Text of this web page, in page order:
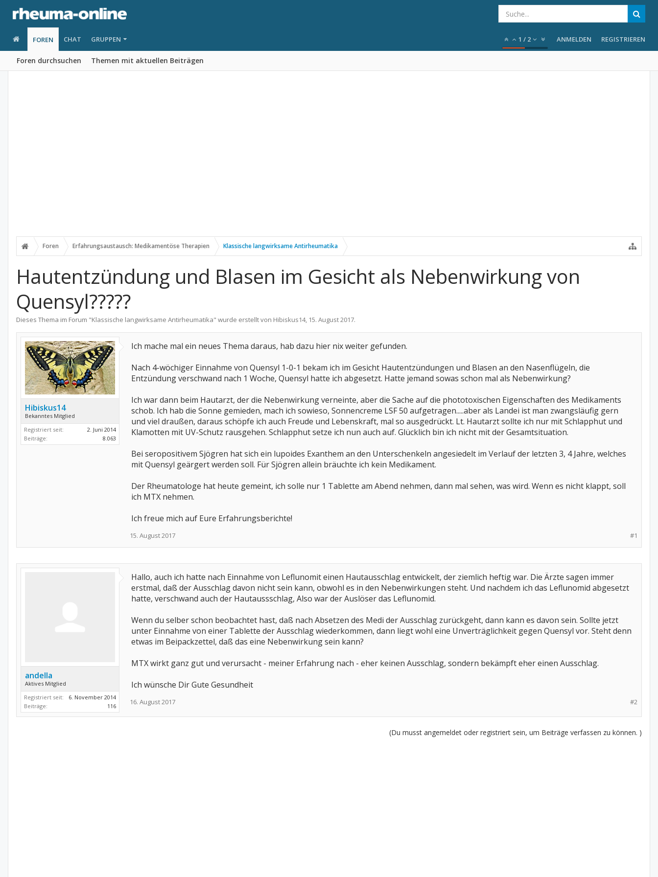
FOREN
Foren durchsuchen Themen mit aktuellen Beiträgen
CHAT GRUPPEN 1 / 2 ANMELDEN REGISTRIEREN
Foren Erfahrungsaustausch: Medikamentöse Therapien Klassische langwirksame Antirheumatika
Hautentzündung und Blasen im Gesicht als Nebenwirkung von
Quensyl?????
Dieses Thema im Forum "Klassische langwirksame Antirheumatika" wurde erstellt von Hibiskus14, 15. August 2017.
Hibiskus14
Bekanntes Mitglied
Registriert seit:
2. Juni 2014
Beiträge:
8.063
Ich mache mal ein neues Thema daraus, hab dazu hier nix weiter gefunden.
Nach 4-wöchiger Einnahme von Quensyl 1-0-1 bekam ich im Gesicht Hautentzündungen und Blasen an den Nasenflügeln, die
Entzündung verschwand nach 1 Woche, Quensyl hatte ich abgesetzt. Hatte jemand sowas schon mal als Nebenwirkung?
Ich war dann beim Hautarzt, der die Nebenwirkung verneinte, aber die Sache auf die phototoxischen Eigenschaften des Medikaments
schob. Ich hab die Sonne gemieden, mach ich sowieso, Sonnencreme LSF 50 aufgetragen.....aber als Landei ist man zwangsläufig gern
und viel draußen, daraus schöpfe ich auch Freude und Lebenskraft, mal so ausgedrückt. Lt. Hautarzt sollte ich nur mit Schlapphut und
Klamotten mit UV-Schutz rausgehen. Schlapphut setze ich nun auch auf. Glücklich bin ich nicht mit der Gesamtsituation.
Bei seropositivem Sjögren hat sich ein lupoides Exanthem an den Unterschenkeln angesiedelt im Verlauf der letzten 3, 4 Jahre, welches
mit Quensyl geärgert werden soll. Für Sjögren allein bräuchte ich kein Medikament.
Der Rheumatologe hat heute gemeint, ich solle nur 1 Tablette am Abend nehmen, dann mal sehen, was wird. Wenn es nicht klappt, soll
ich MTX nehmen.
Ich freue mich auf Eure Erfahrungsberichte!
#1
15. August 2017
andella
Aktives Mitglied
Registriert seit:
6. November 2014
Beiträge:
116
Hallo, auch ich hatte nach Einnahme von Leflunomit einen Hautausschlag entwickelt, der ziemlich heftig war. Die Ärzte sagen immer
erstmal, daß der Ausschlag davon nicht sein kann, obwohl es in den Nebenwirkungen steht. Und nachdem ich das Leflunomid abgesetzt
hatte, verschwand auch der Hautaussschlag, Also war der Auslöser das Leflunomid.
Wenn du selber schon beobachtet hast, daß nach Absetzen des Medi der Ausschlag zurückgeht, dann kann es davon sein. Sollte jetzt
unter Einnahme von einer Tablette der Ausschlag wiederkommen, dann liegt wohl eine Unverträglichkeit gegen Quensyl vor. Steht denn
etwas im Beipackzettel, daß das eine Nebenwirkung sein kann?
MTX wirkt ganz gut und verursacht - meiner Erfahrung nach - eher keinen Ausschlag, sondern bekämpft eher einen Ausschlag.
Ich wünsche Dir Gute Gesundheit
#2
16. August 2017
(Du musst angemeldet oder registriert sein, um Beiträge verfassen zu können. )